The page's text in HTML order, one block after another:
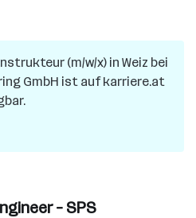
(m/w/x) in Weiz bei
GmbH ist auf karriere.at
– SPS